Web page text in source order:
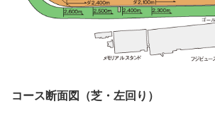
コース断面図（芝・左回り）